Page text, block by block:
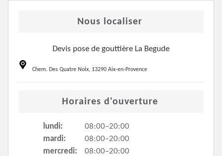
Nous localiser
Devis pose de gouttière La Begude
Chem. Des Quatre Noix, 13290 Aix-en-Provence
Horaires d'ouverture
lundi:
08:00–20:00
mardi:
08:00–20:00
mercredi:
08:00–20:00